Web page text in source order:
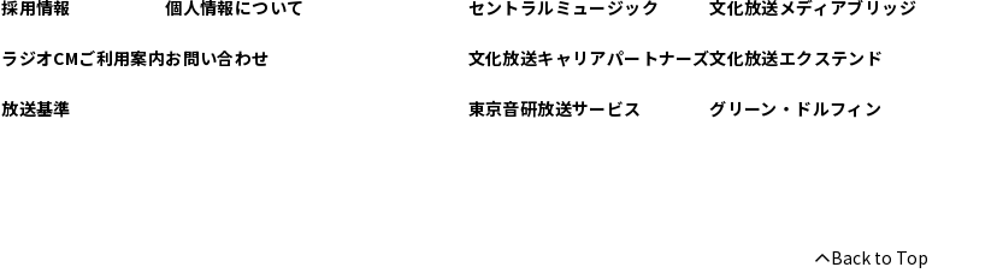
採用情報
ラジオCMご利用案内
放送基準
個人情報について
お問い合わせ
セントラルミュージック
文化放送キャリアパートナーズ
東京音研放送サービス
文化放送メディアブリッジ
文化放送エクステンド
グリーン・ドルフィン
Back to Top